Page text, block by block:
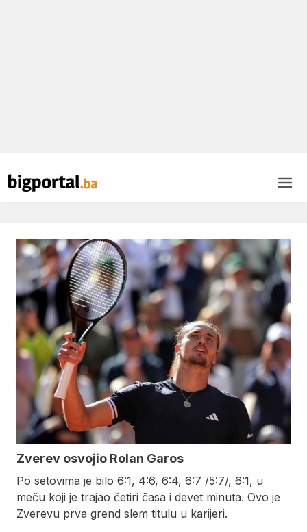
Zverev osvojio Rolan Garos
Po setovima je bilo 6:1, 4:6, 6:4, 6:7 /5:7/, 6:1, u
meču koji je trajao četiri časa i devet minuta. Ovo je
Zverevu prva grend slem titulu u karijeri.